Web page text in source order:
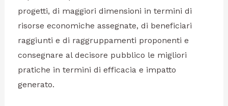
progetti, di maggiori dimensioni in termini di
risorse economiche assegnate, di beneficiari
raggiunti e di raggruppamenti proponenti e
consegnare al decisore pubblico le migliori
pratiche in termini di efficacia e impatto
generato.